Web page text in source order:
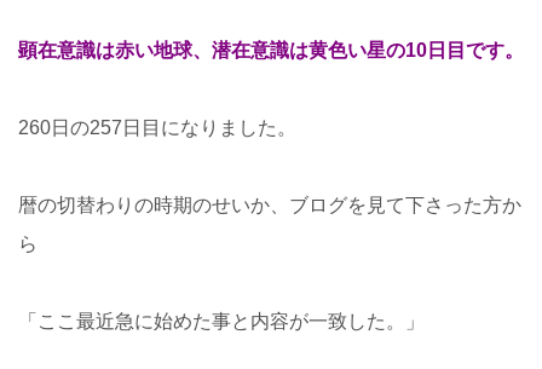
顕在意識は赤い地球、潜在意識は黄色い星の10日目です。
260日の257日目になりました。
暦の切替わりの時期のせいか、ブログを見て下さった方か
ら
「ここ最近急に始めた事と内容が一致した。」